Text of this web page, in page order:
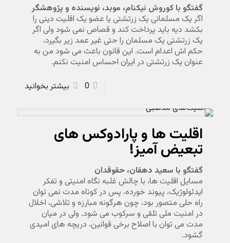
گفتگو با کوروش نیکنام، موبد، نویسنده و پژوهشگر
اگر یک مسلمانی یک زرتشتی یا عضو یک اقلیت دینی را
بکشد دیه باید پرداخت کند و قصاص نمی شود ولی اگر
یک زرتشتی یک مسلمان را حتی غیر عمد زیر بگیرد،
حکم اش اعدام است. این قانون باعث می شود من به
عنوان یک زرتشتی در ایران احساس امنیت نکنم.
0
بیشتر بخوانید
اقلیت ها و پارادوکس های
تبعیض آمیز!
گفتگو با سعید دهقان، حقوقدان
مسایل اقلیت ها، با چالش غلبه نگاه امنیتی و تفکر
ایدئولوژیک، پیوند خورده، پس در کوتاه مدت نمی توان
راه حلی متصور بود، چون هرگونه مبارزه و تلاشی، اخلال
در امنیت ملی تلقی و سرکوب می شود. ولی در میان
مدت می توان با اصلاح برخی قوانین، دریچه های امیدی
گشود.